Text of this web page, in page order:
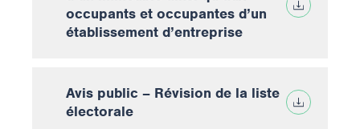
occupants et occupantes d’un
établissement d’entreprise
Avis public – Révision de la liste
électorale